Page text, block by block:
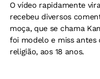
O vídeo rapidamente
recebeu diversos
moça, que se chama
foi modelo e miss antes
religião, aos 18 anos.